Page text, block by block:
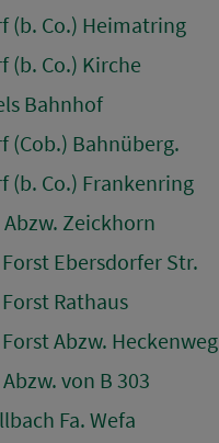
(b. Co.) Heimatring
(b. Co.) Kirche
Bahnhof
(Cob.) Bahnüberg.
(b. Co.) Frankenring
Abzw. Zeickhorn
Ebersdorfer Str.
Rathaus
Abzw. Heckenweg
von B 303
Fa. Wefa